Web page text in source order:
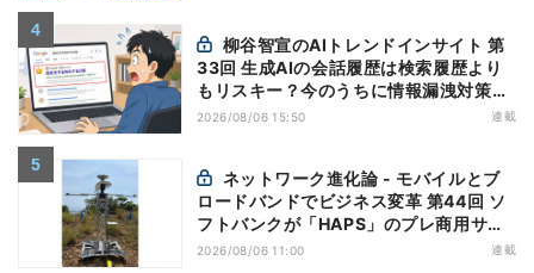
33回 生成AIの会話履歴は検索履歴より
もリスキー？今のうちに情報漏洩対策を
万全にしておこう
2026/08/06 15:50 連載
ロードバンドでビジネス変革 第44回 ソ
フトバンクが「HAPS」のプレ商用サー
ビス開始を表明、本格的な商用展開のめ
2026/08/06 11:00 連載